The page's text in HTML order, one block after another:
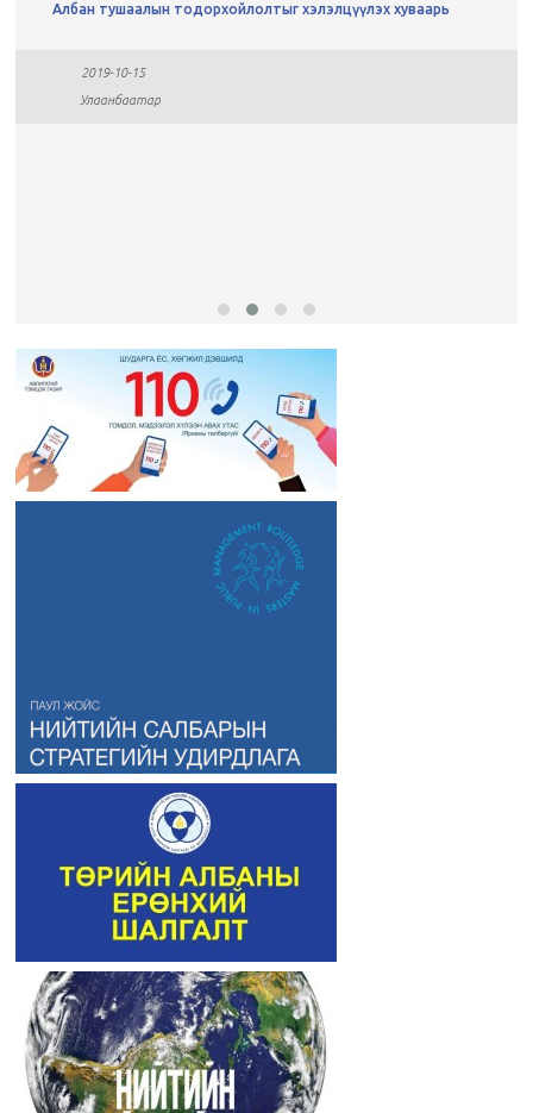
Албан тушаалын тодорхойлолтыг хэлэлцүүлэх хуваарь
2019-10-15
Улаанбаатар